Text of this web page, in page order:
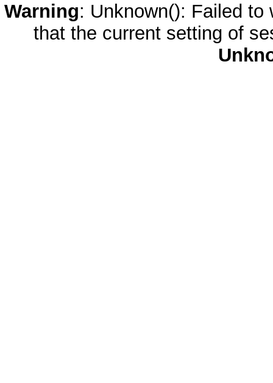
Warning: Unknown(): Failed
that the current setting of